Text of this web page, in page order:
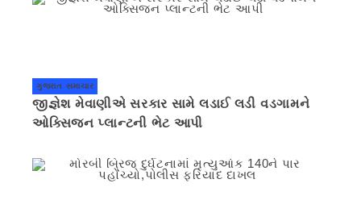
ગુજરાત સમાચાર
જીજ્ઞેશ મેવાણીએ સરકાર સામે લડાઈ લડી વડગામને
ઓક્સિજન પ્લાન્ટની ભેટ આપી